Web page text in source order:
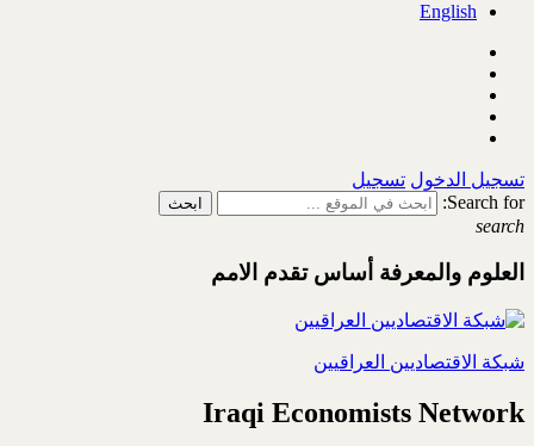
English
تسجيل الدخول تسجيل
Search for:
search
العلوم والمعرفة أساس تقدم الامم
شبكة الاقتصاديين العراقيين
Iraqi Economists Network